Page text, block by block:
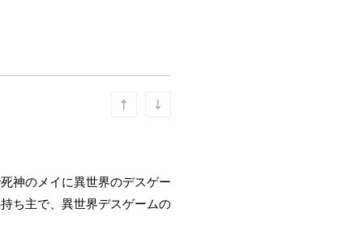
神のメイに異世界のデスゲー
ち主で、異世界デスゲームの